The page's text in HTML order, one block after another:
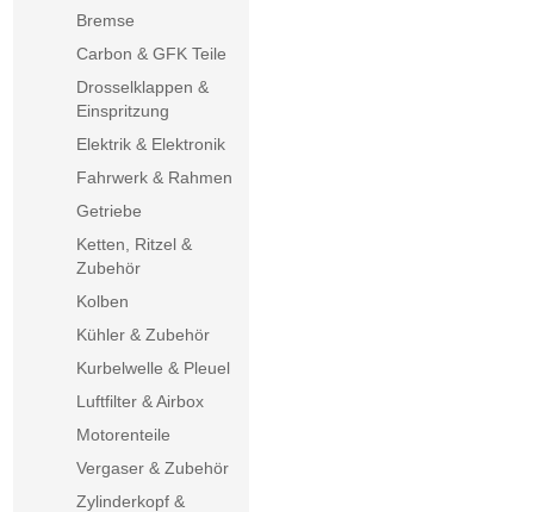
Bremse
Carbon & GFK Teile
Drosselklappen &
Einspritzung
Elektrik & Elektronik
Fahrwerk & Rahmen
Getriebe
Ketten, Ritzel &
Zubehör
Kolben
Kühler & Zubehör
Kurbelwelle & Pleuel
Luftfilter & Airbox
Motorenteile
Vergaser & Zubehör
Zylinderkopf &